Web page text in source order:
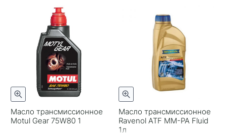
Масло трансмиссионное
Motul Gear 75W80 1
Масло трансмиссионное
Ravenol ATF MM-PA Fluid
1л